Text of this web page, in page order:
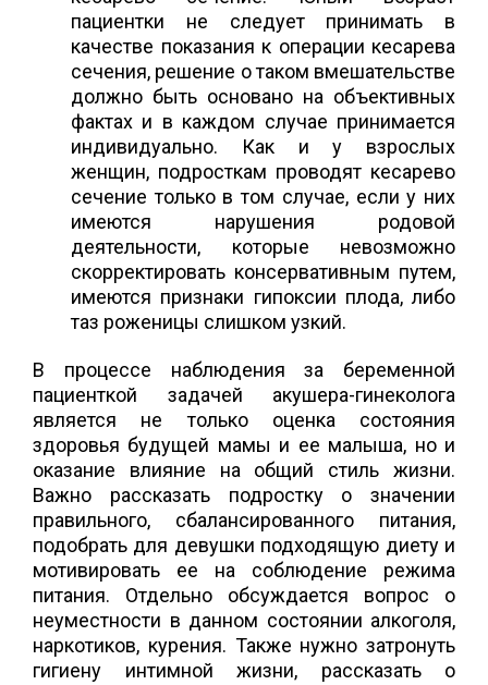
пациентки не следует принимать в
качестве показания к операции кесарева
сечения, решение о таком вмешательстве
должно быть основано на объективных
фактах и в каждом случае принимается
индивидуально. Как и у взрослых
женщин, подросткам проводят кесарево
сечение только в том случае, если у них
имеются нарушения родовой
деятельности, которые невозможно
скорректировать консервативным путем,
имеются признаки гипоксии плода, либо
таз роженицы слишком узкий.
В процессе наблюдения за беременной
пациенткой задачей акушера-гинеколога
является не только оценка состояния
здоровья будущей мамы и ее малыша, но и
оказание влияние на общий стиль жизни.
Важно рассказать подростку о значении
правильного, сбалансированного питания,
подобрать для девушки подходящую диету и
мотивировать ее на соблюдение режима
питания. Отдельно обсуждается вопрос о
неуместности в данном состоянии алкоголя,
наркотиков, курения. Также нужно затронуть
гигиену интимной жизни, рассказать о